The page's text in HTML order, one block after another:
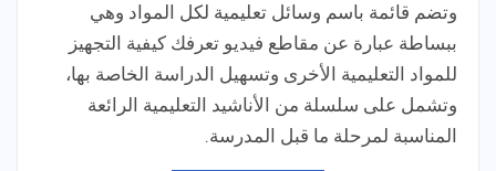
وتضم قائمة باسم وسائل تعليمية لكل المواد وهي
ببساطة عبارة عن مقاطع فيديو تعرفك كيفية التجهيز
للمواد التعليمية الأخرى وتسهيل الدراسة الخاصة بها،
وتشمل على سلسلة من الأناشيد التعليمية الرائعة
المناسبة لمرحلة ما قبل المدرسة.